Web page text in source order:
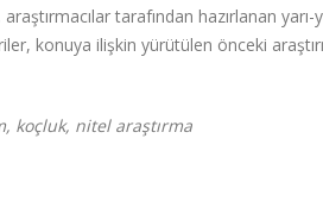
tarafından hazırlanan yarı-
konuya ilişkin yürütülen önceki
koçluk, nitel araştırma